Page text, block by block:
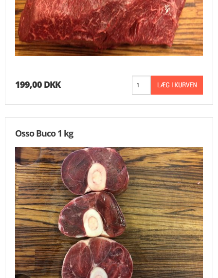
199,00 DKK
Osso Buco 1 kg